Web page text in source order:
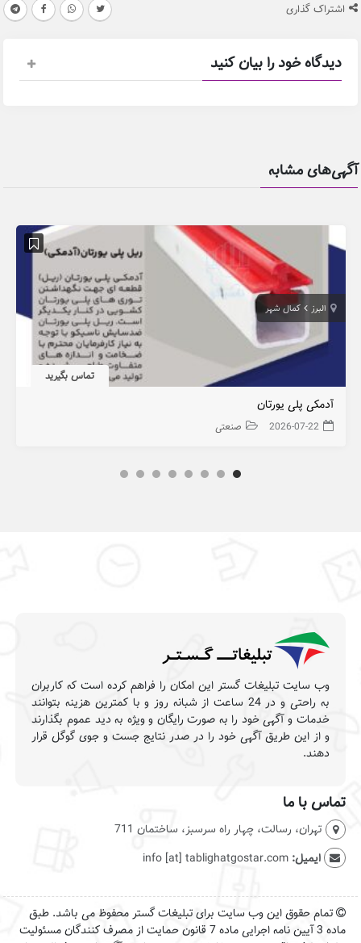
اشتراک گذاری
دیدگاه خود را بیان کنید
آگهی‌های مشابه
البرز کمال شهر
تماس بگیرید
آدمکی پلی یورتان
2026-07-22 صنعتی
وب سایت تبلیغات گستر این امکان را فراهم کرده است که کاربران
به راحتی و در 24 ساعت از شبانه روز و با کمترین هزینه بتوانند
خدمات و آگهی خود را به صورت رایگان و ویژه به دید عموم بگذارند
و از این طریق آگهی خود را در صدر نتایج جست و جوی گوگل قرار
دهند.
تماس با ما
تهران، رسالت، چهار راه سرسبز، ساختمان 711
ایمیل:info [at] tablighatgostar.com
تمام حقوق این وب سایت برای تبلیغات گستر محفوظ می باشد. طبق
ماده 3 آیین نامه اجرایی ماده 7 قانون حمایت از مصرف کنندگان مسئولیت